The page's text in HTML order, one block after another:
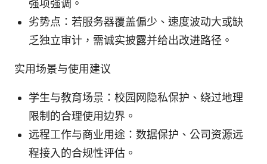
强项强调。
劣势点：若服务器覆盖偏少、速度波动大或缺
乏独立审计，需诚实披露并给出改进路径。
实用场景与使用建议
学生与教育场景：校园网隐私保护、绕过地理
限制的合理使用边界。
远程工作与商业用途：数据保护、公司资源远
程接入的合规性评估。